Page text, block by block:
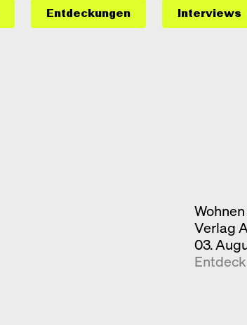
Entdeckungen Interviews
Verlag
03.